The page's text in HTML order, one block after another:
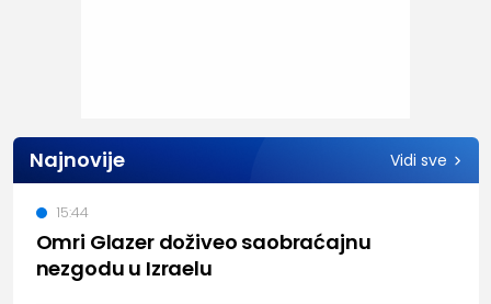
Najnovije Vidi sve
Omri Glazer doživeo saobraćajnu
nezgodu u Izraelu
15:44